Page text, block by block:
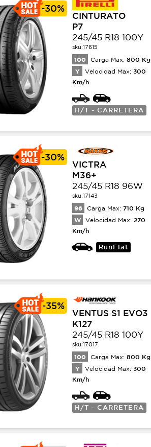
-30%
CINTURATO
P7
245/45 R18 100Y
sku:17615
100 Carga Max: 800 Kg
Y Velocidad Max: 300
Km/h
H/T - CARRETERA
-30%
VICTRA
M36+
245/45 R18 96W
sku:17143
96 Carga Max: 710 Kg
W Velocidad Max: 270
Km/h
RunFlat
-35%
VENTUS S1 EVO3
K127
245/45 R18 100Y
sku:17017
100 Carga Max: 800 Kg
Y Velocidad Max: 300
Km/h
H/T - CARRETERA